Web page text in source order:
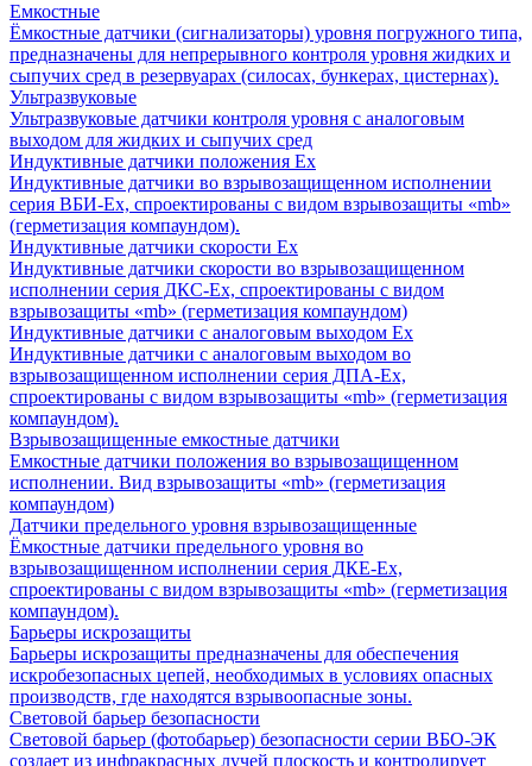
Емкостные
Ёмкостные датчики (сигнализаторы) уровня погружного типа,
предназначены для непрерывного контроля уровня жидких и
сыпучих сред в резервуарах (силосах, бункерах, цистернах).
Ультразвуковые
Ультразвуковые датчики контроля уровня с аналоговым
выходом для жидких и сыпучих сред
Индуктивные датчики положения Ех
Индуктивные датчики во взрывозащищенном исполнении
серия ВБИ-Ех, спроектированы с видом взрывозащиты «mb»
(герметизация компаундом).
Индуктивные датчики скорости Ех
Индуктивные датчики скорости во взрывозащищенном
исполнении серия ДКС-Ех, спроектированы с видом
взрывозащиты «mb» (герметизация компаундом)
Индуктивные датчики с аналоговым выходом Ех
Индуктивные датчики с аналоговым выходом во
взрывозащищенном исполнении серия ДПА-Ех,
спроектированы с видом взрывозащиты «mb» (герметизация
компаундом).
Взрывозащищенные емкостные датчики
Емкостные датчики положения во взрывозащищенном
исполнении. Вид взрывозащиты «mb» (герметизация
компаундом)
Датчики предельного уровня взрывозащищенные
Ёмкостные датчики предельного уровня во
взрывозащищенном исполнении серия ДКЕ-Ех,
спроектированы с видом взрывозащиты «mb» (герметизация
компаундом).
Барьеры искрозащиты
Барьеры искрозащиты предназначены для обеспечения
искробезопасных цепей, необходимых в условиях опасных
производств, где находятся взрывоопасные зоны.
Световой барьер безопасности
Световой барьер (фотобарьер) безопасности серии ВБО-ЭК
создает из инфракрасных лучей плоскость и контролирует